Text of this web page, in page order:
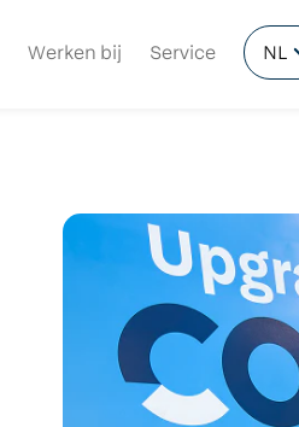
Werken bij Service NL